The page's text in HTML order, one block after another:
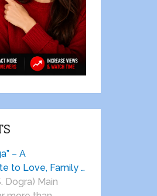
– A
to Love, Family …
Dogra) Main